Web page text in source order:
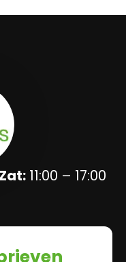
Zat:11:00 – 17:00